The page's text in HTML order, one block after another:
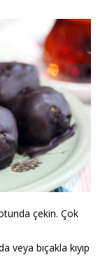
çekin. Çok
veya bıçakla kıyıp